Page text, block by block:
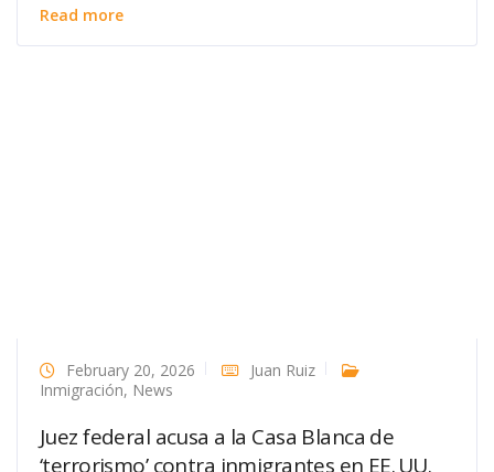
Read more
February 20, 2026
Juan Ruiz
Inmigración, News
Juez federal acusa a la Casa Blanca de
‘terrorismo’ contra inmigrantes en EE. UU.